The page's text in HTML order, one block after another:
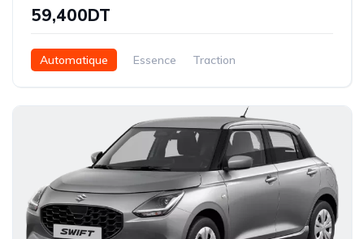
59,400DT
Automatique Essence Traction